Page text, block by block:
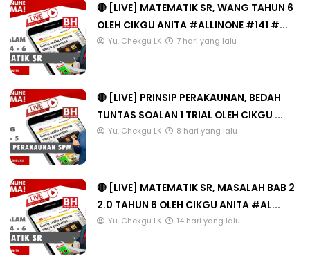
🔴 [LIVE] MATEMATIK SR, WANG TAHUN 6
OLEH CIKGU ANITA #ALLINONE #141 #...
Yu. Chekgu LK 7 hari yang lalu
🔴 [LIVE] PRINSIP PERAKAUNAN, BEDAH
TUNTAS SOALAN 1 TRIAL OLEH CIKGU ...
Yu. Chekgu LK 8 hari yang lalu
🔴 [LIVE] MATEMATIK SR, MASALAH BAB 2
2.0 TAHUN 6 OLEH CIKGU ANITA #AL...
Yu. Chekgu LK 14 hari yang lalu